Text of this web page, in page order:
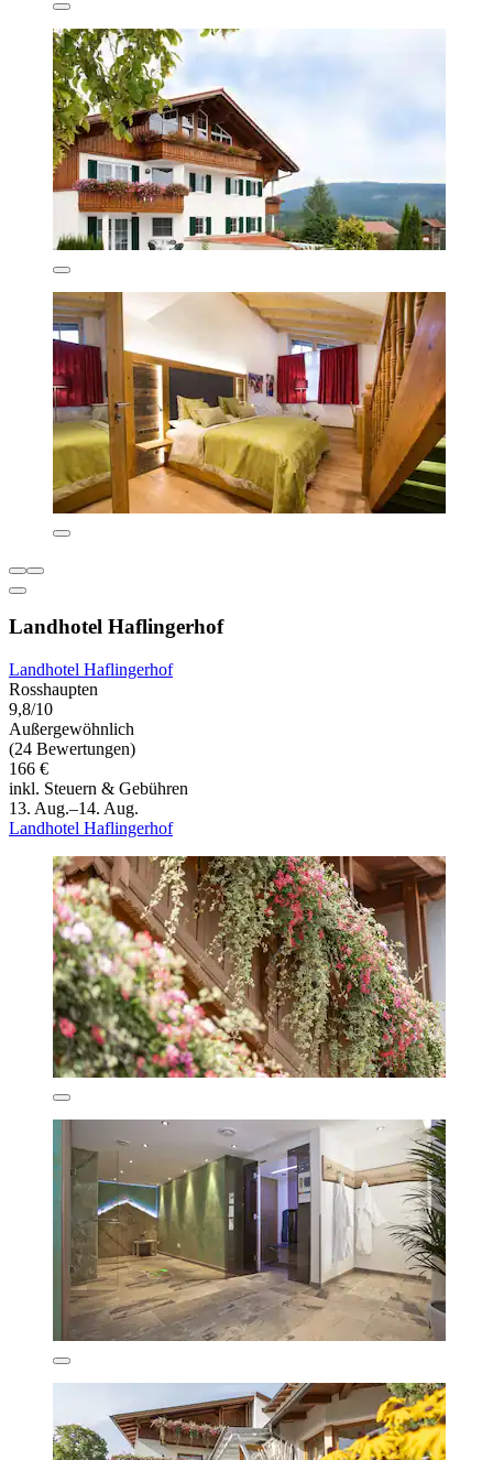
Landhotel Haflingerhof
Landhotel Haflingerhof
Rosshaupten
9,8/10
Außergewöhnlich
(24 Bewertungen)
166 €
inkl. Steuern & Gebühren
13. Aug.–14. Aug.
Landhotel Haflingerhof